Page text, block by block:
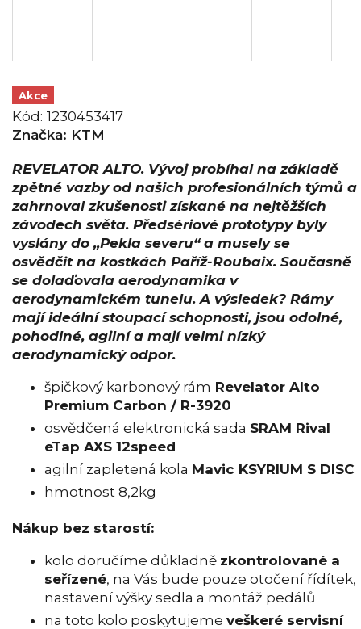
Akce
Kód: 1230453417
Značka: KTM
REVELATOR ALTO. Vývoj probíhal na základě
zpětné vazby od našich profesionálních týmů a
zahrnoval zkušenosti získané na nejtěžších
závodech světa. Předsériové prototypy byly
vyslány do „Pekla severu“ a musely se
osvědčit na kostkách Paříž-Roubaix. Současně
se dolaďovala aerodynamika v
aerodynamickém tunelu. A výsledek? Rámy
mají ideální stoupací schopnosti, jsou odolné,
pohodlné, agilní a mají velmi nízký
aerodynamický odpor.
špičkový karbonový rám Revelator Alto
Premium Carbon / R-3920
osvědčená elektronická sada SRAM Rival
eTap AXS 12speed
agilní zapletená kola Mavic KSYRIUM S DISC
hmotnost 8,2kg
Nákup bez starostí:
kolo doručíme důkladně zkontrolované a
seřízené, na Vás bude pouze otočení řídítek,
nastavení výšky sedla a montáž pedálů
na toto kolo poskytujeme veškeré servisní